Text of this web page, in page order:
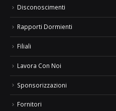
Disconoscimenti
Rapporti Dormienti
Filiali
Lavora Con Noi
Sponsorizzazioni
Fornitori